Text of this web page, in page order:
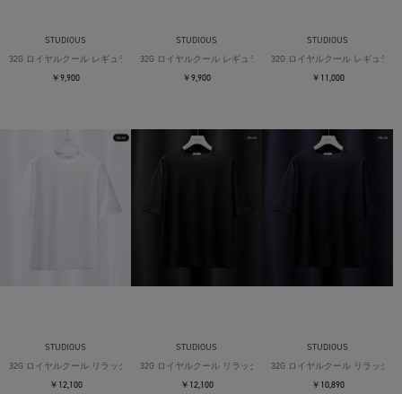
STUDIOUS
32G ロイヤルクール レギュラーTシャツ
￥9,900
STUDIOUS
32G ロイヤルクール レギュラーTシャツ
￥9,900
STUDIOUS
32G ロイヤルクール レギュラー
￥11,000
STUDIOUS
32G ロイヤルクール リラックスTシャツ
￥12,100
STUDIOUS
32G ロイヤルクール リラックスTシャツ
￥12,100
STUDIOUS
32G ロイヤルクール リラックス
￥10,890